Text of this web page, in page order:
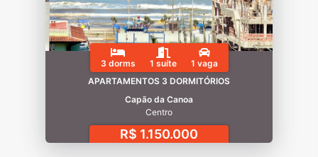
3 dorms 1 suíte
1 vaga
APARTAMENTOS 3 DORMITÓRIOS
Capão da Canoa
Centro
R$ 1.150.000